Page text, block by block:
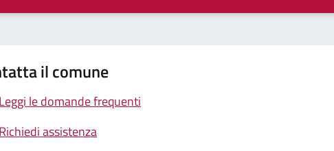
il comune
Leggi le domande frequenti
Richiedi assistenza